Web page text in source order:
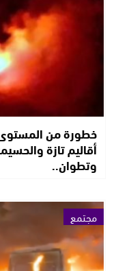
خطورة من المستوى
أقاليم تازة
وتطوان..
مجتمع